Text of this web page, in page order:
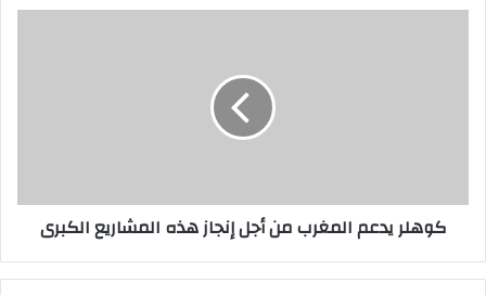
كوهلر يدعم المغرب من أجل إنجاز هذه المشاريع الكبرى